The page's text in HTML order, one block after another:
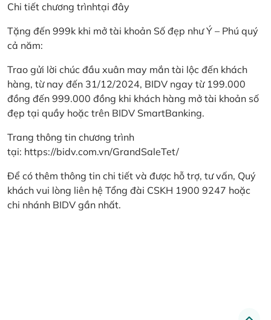
Chi tiết chương trìnhtại đây
Tặng đến 999k khi mở tài khoản Số đẹp như Ý – Phú quý
cả năm:
Trao gửi lời chúc đầu xuân may mắn tài lộc đến khách
hàng, từ nay đến 31/12/2024, BIDV ngay từ 199.000
đồng đến 999.000 đồng khi khách hàng mở tài khoản số
đẹp tại quầy hoặc trên BIDV SmartBanking.
Trang thông tin chương trình
tại: https://bidv.com.vn/GrandSaleTet/
Để có thêm thông tin chi tiết và được hỗ trợ, tư vấn, Quý
khách vui lòng liên hệ Tổng đài CSKH 1900 9247 hoặc
chi nhánh BIDV gần nhất.